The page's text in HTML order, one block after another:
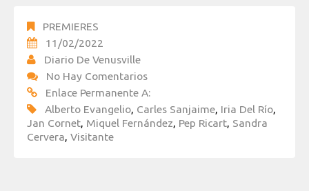
PREMIERES
11/02/2022
Diario De Venusville
No Hay Comentarios
Enlace Permanente A:
Alberto Evangelio, Carles Sanjaime, Iria Del Río,
Jan Cornet, Miquel Fernández, Pep Ricart, Sandra
Cervera, Visitante